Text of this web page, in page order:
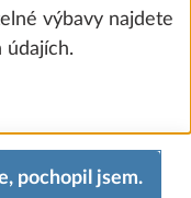
vč.
Další
výbavy najdete
údajích.
pochopil jsem.